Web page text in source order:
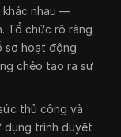
khác nhau —
Tổ chức rõ ràng
sơ hoạt động
chéo tạo ra sự
thủ công và
dụng trình duyệt